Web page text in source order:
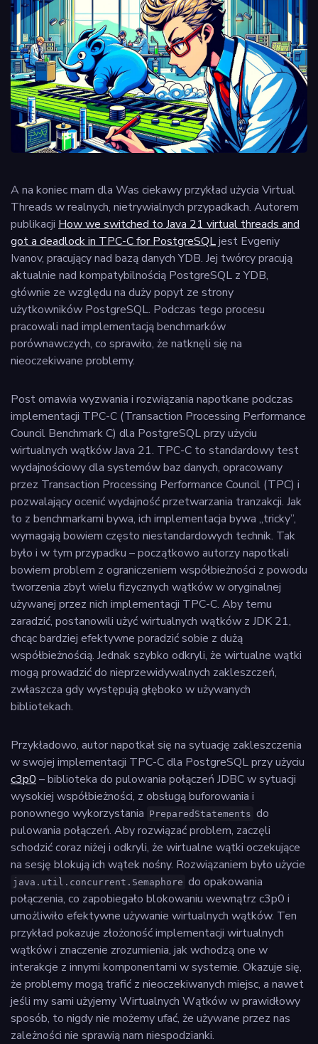
A na koniec mam dla Was ciekawy przykład użycia Virtual
Threads w realnych, nietrywialnych przypadkach. Autorem
publikacji How we switched to Java 21 virtual threads and
got a deadlock in TPC-C for PostgreSQLjest Evgeniy
Ivanov, pracujący nad bazą danych YDB. Jej twórcy pracują
aktualnie nad kompatybilnością PostgreSQL z YDB,
głównie ze względu na duży popyt ze strony
użytkowników PostgreSQL. Podczas tego procesu
pracowali nad implementacją benchmarków
porównawczych, co sprawiło, że natknęli się na
nieoczekiwane problemy.
Post omawia wyzwania i rozwiązania napotkane podczas
implementacji TPC-C (Transaction Processing Performance
Council Benchmark C) dla PostgreSQL przy użyciu
wirtualnych wątków Java 21. TPC-C to standardowy test
wydajnościowy dla systemów baz danych, opracowany
przez Transaction Processing Performance Council (TPC) i
pozwalający ocenić wydajność przetwarzania tranzakcji. Jak
to z benchmarkami bywa, ich implementacja bywa „tricky”,
wymagają bowiem często niestandardowych technik. Tak
było i w tym przypadku – początkowo autorzy napotkali
bowiem problem z ograniczeniem współbieżności z powodu
tworzenia zbyt wielu fizycznych wątków w oryginalnej
używanej przez nich implementacji TPC-C. Aby temu
zaradzić, postanowili użyć wirtualnych wątków z JDK 21,
chcąc bardziej efektywne poradzić sobie z dużą
współbieżnością. Jednak szybko odkryli, że wirtualne wątki
mogą prowadzić do nieprzewidywalnych zakleszczeń,
zwłaszcza gdy występują głęboko w używanych
bibliotekach.
Przykładowo, autor napotkał się na sytuację zakleszczenia
w swojej implementacji TPC-C dla PostgreSQL przy użyciu
c3p0 – biblioteka do pulowania połączeń JDBC w sytuacji
wysokiej współbieżności, z obsługą buforowania i
ponownego wykorzystania PreparedStatements do
pulowania połączeń. Aby rozwiązać problem, zaczęli
schodzić coraz niżej i odkryli, że wirtualne wątki oczekujące
na sesję blokują ich wątek nośny. Rozwiązaniem było użycie
java.util.concurrent.Semaphore do opakowania
połączenia, co zapobiegało blokowaniu wewnątrz c3p0 i
umożliwiło efektywne używanie wirtualnych wątków. Ten
przykład pokazuje złożoność implementacji wirtualnych
wątków i znaczenie zrozumienia, jak wchodzą one w
interakcje z innymi komponentami w systemie. Okazuje się,
że problemy mogą trafić z nieoczekiwanych miejsc, a nawet
jeśli my sami użyjemy Wirtualnych Wątków w prawidłowy
sposób, to nigdy nie możemy ufać, że używane przez nas
zależności nie sprawią nam niespodzianki.